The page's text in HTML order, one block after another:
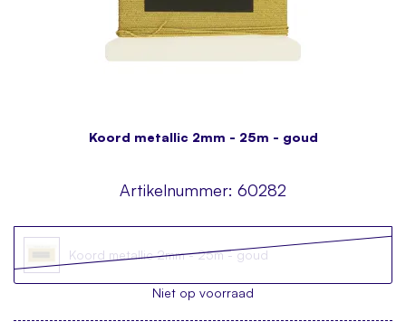
Koord metallic 2mm - 25m - goud
Artikelnummer: 60282
Koord metallic 2mm - 25m - goud
Niet op voorraad